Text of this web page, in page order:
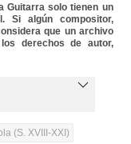
Guitarra solo tienen un
Si algún compositor,
que un archivo
derechos de autor,
(S. XVIII-XXI)